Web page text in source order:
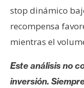
stop dinámico
recompensa
mientras el
Este análisis no
inversión.